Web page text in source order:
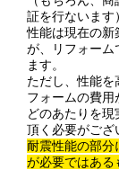
証を行ないます）
性能は現在の新
が、リフォーム
ます。
ただし、性能を
フォームの費用
どのあたりを
頂く必要がござ
耐震性能の部分
が必要ではある